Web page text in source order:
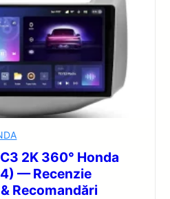
2K 360° Honda
— Recenzie
Recomandări